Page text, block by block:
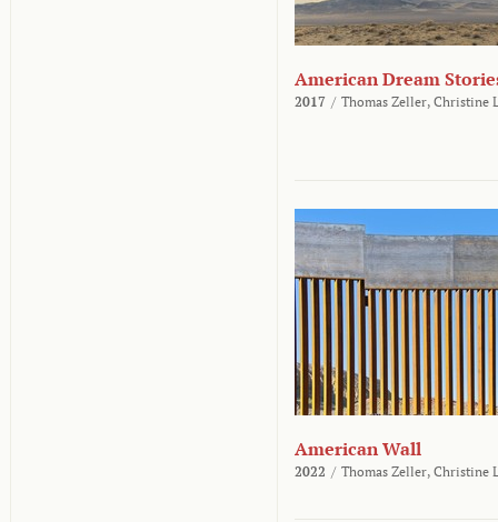
American Dream
2017 / Thomas Zeller, Christine
American Wall
2022 / Thomas Zeller, Christine